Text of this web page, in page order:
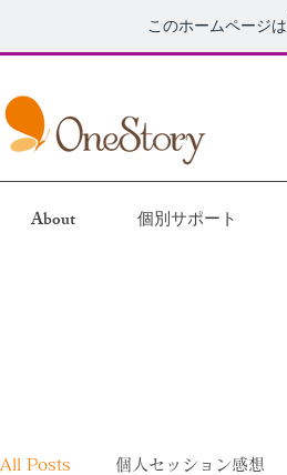
このホームページは
About 個別サポート
All Posts 個人セッション感想